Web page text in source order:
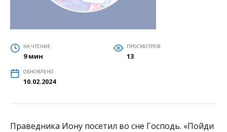
НА ЧТЕНИЕ
9 мин
ПРОСМОТРОВ
13
ОБНОВЛЕНО
10.02.2024
Праведника Иону посетил во сне Господь. «Пойди